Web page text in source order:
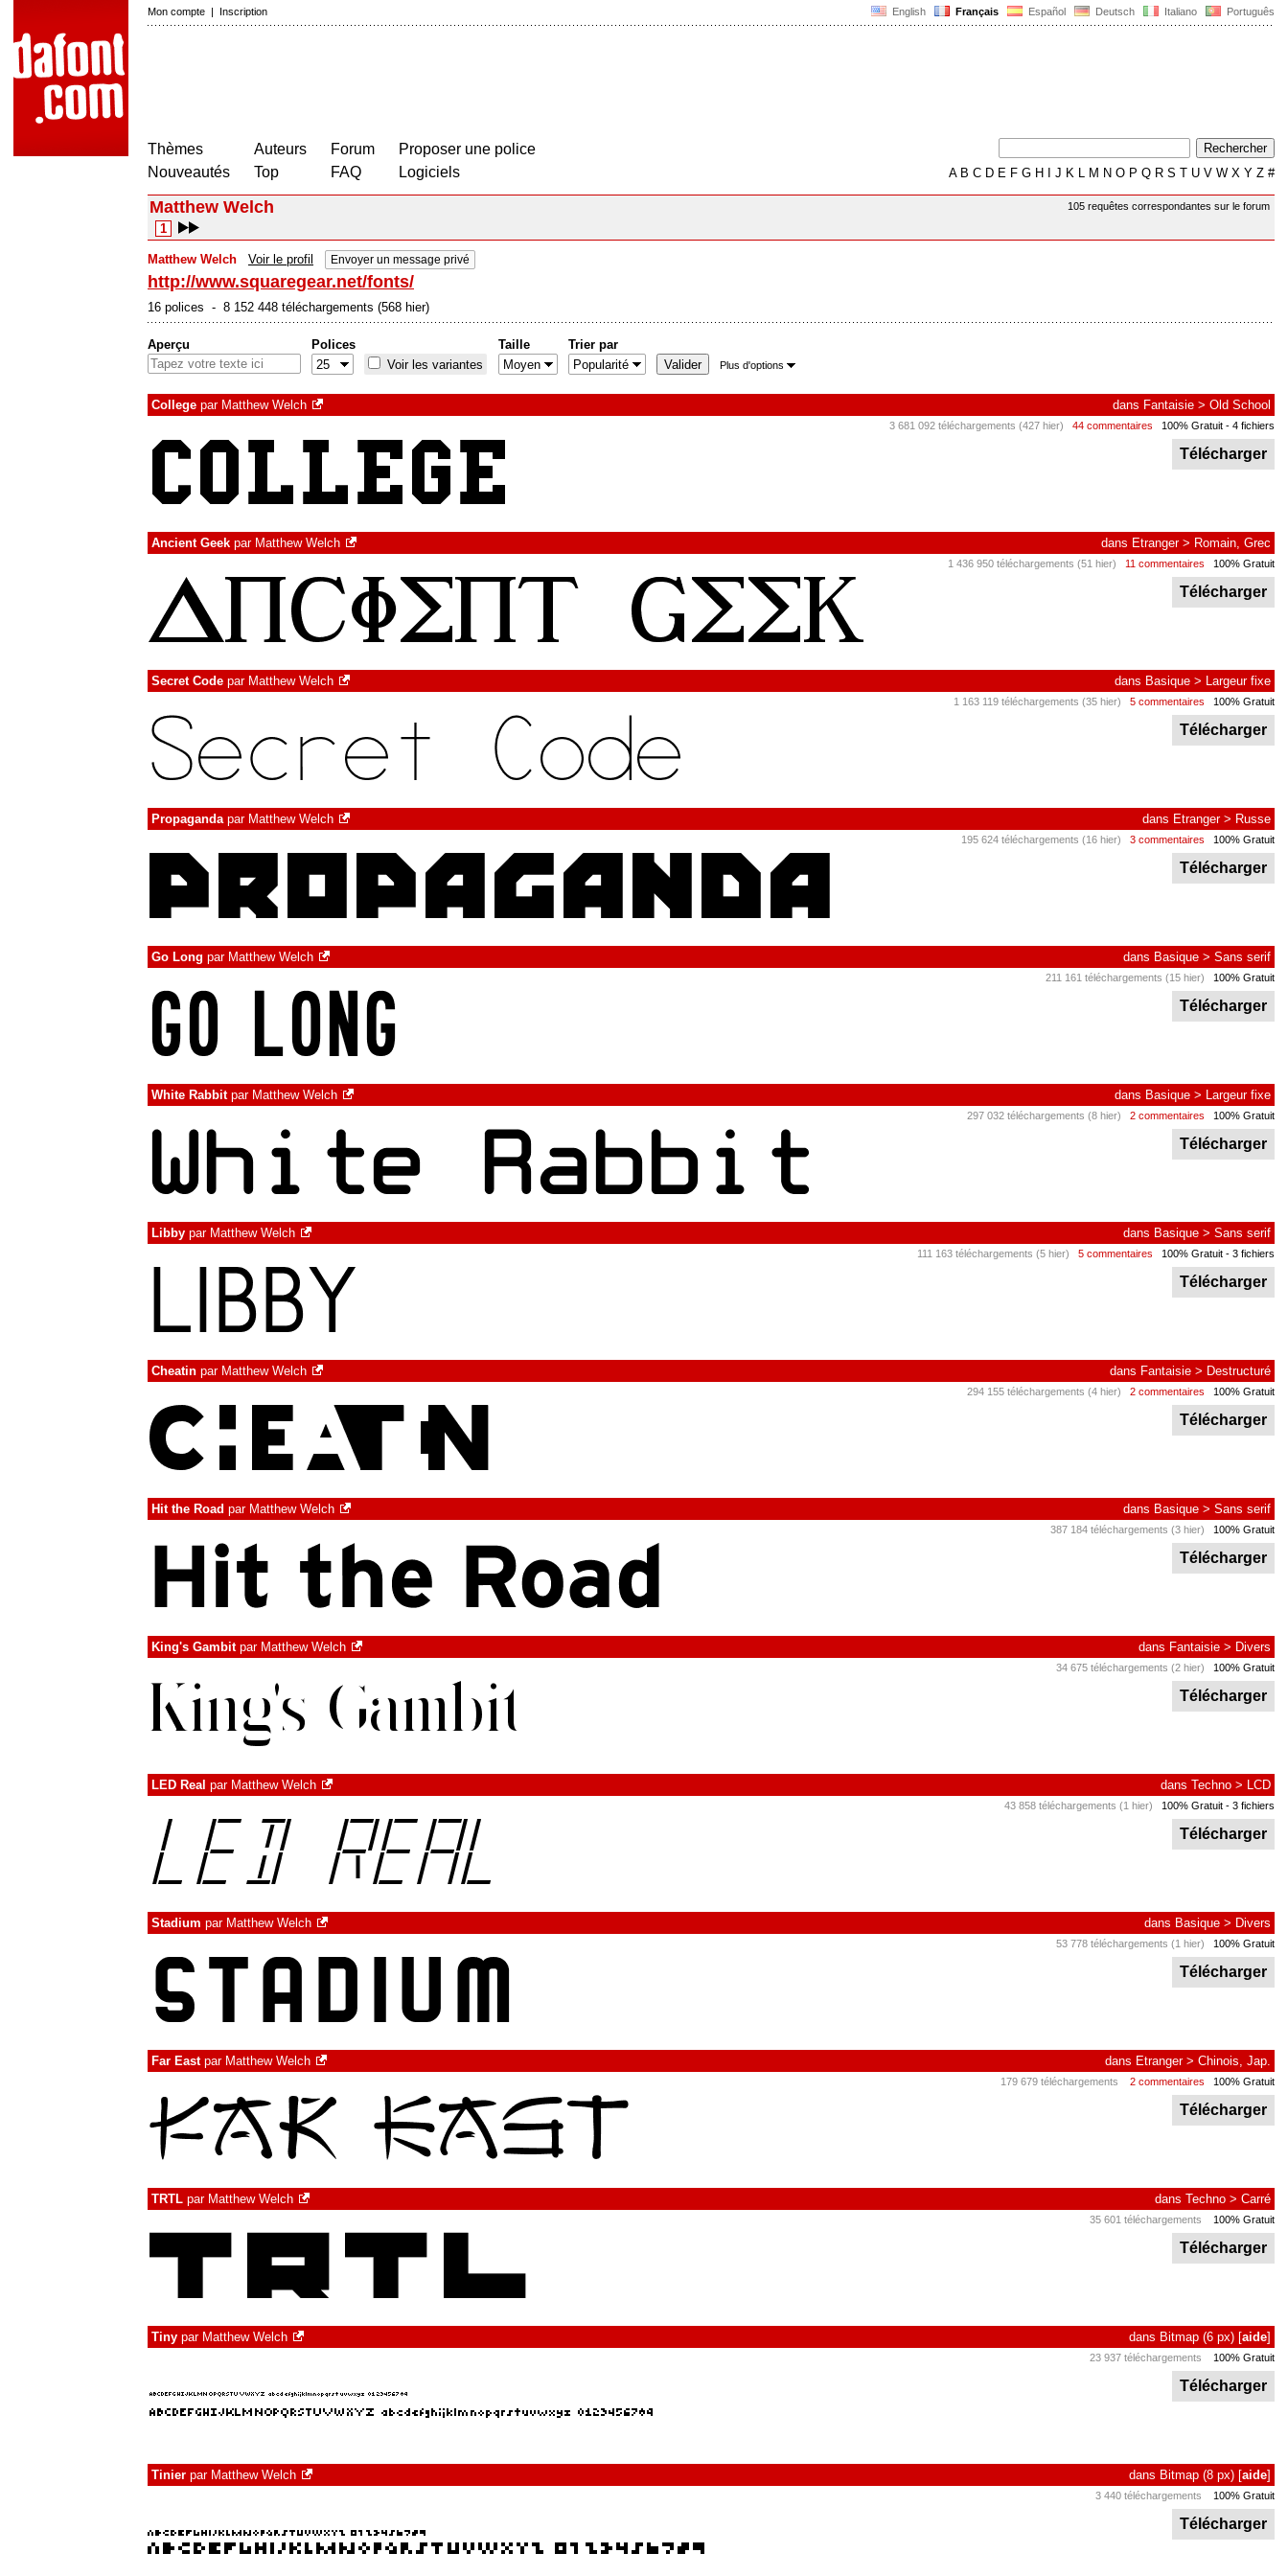
English Français Español Deutsch Italiano Português
Mon compte | Inscription
Thèmes
Nouveautés
Auteurs
Top
Forum
FAQ
Proposer une police
Logiciels
AB C D E F G H J K L M N O P Q R S T U V W X Y Z #
105 requêtes correspondantes sur le forum
Matthew Welch
1
Matthew Welch Voir le profil Envoyer un message privé
http://www.squaregear.net/fonts/
16 polices - 8 152 448 téléchargements (568 hier)
Aperçu
Polices
Voir les variantes
Taille Trier par
Plus d'options
College par Matthew Welch dans Fantaisie > Old School
3 681 092 téléchargements (427 hier) 44 commentaires 100% Gratuit - 4 fichiers
Télécharger
Ancient Geek par Matthew Welch dans Etranger> Romain, Grec
1 436 950 téléchargements (51 hier) 11 commentaires 100% Gratuit
Télécharger
Secret Code par Matthew Welch dans Basique > Largeur fixe
1 163 119 téléchargements (35 hier) 5 commentaires 100% Gratuit
Télécharger
Propagandapar Matthew Welch dans Etranger> Russe
195 624 téléchargements (16 hier) 3 commentaires 100% Gratuit
Télécharger
Go Long par Matthew Welch dans Basique > Sans serif
211 161 téléchargements (15 hier) 100% Gratuit
Télécharger
White Rabbitpar Matthew Welch dans Basique > Largeur fixe
297 032 téléchargements (8 hier) 2 commentaires 100% Gratuit
Télécharger
Libby par Matthew Welch dans Basique > Sans serif
111 163 téléchargements (5 hier) 5 commentaires 100% Gratuit - 3 fichiers
Télécharger
Cheatin par Matthew Welch dans Fantaisie > Destructuré
294 155 téléchargements (4 hier) 2 commentaires 100% Gratuit
Télécharger
Hit the Road par Matthew Welch dans Basique > Sans serif
387 184 téléchargements (3 hier) 100% Gratuit
Télécharger
King's Gambitpar Matthew Welch dans Fantaisie > Divers
34 675 téléchargements (2 hier) 100% Gratuit
Télécharger
LED Real par Matthew Welch dans Techno > LCD
43 858 téléchargements (1 hier) 100% Gratuit - 3 fichiers
Télécharger
Stadium par Matthew Welch dans Basique > Divers
53 778 téléchargements (1 hier) 100% Gratuit
Télécharger
Far Eastpar Matthew Welch dans Etranger> Chinois, Jap.
179 679 téléchargements 2 commentaires 100% Gratuit
Télécharger
TRTL par Matthew Welch dans Techno > Carré
35 601 téléchargements 100% Gratuit
Télécharger
Tiny par Matthew Welch dans Bitmap (6 px) [aide]
23 937 téléchargements 100% Gratuit
Télécharger
Tinier par Matthew Welch dans Bitmap (8 px) [aide]
3 440 téléchargements 100% Gratuit
Télécharger